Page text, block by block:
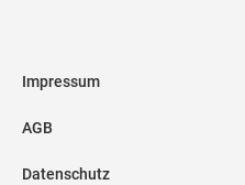
Impressum
AGB
Datenschutz